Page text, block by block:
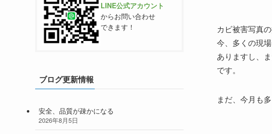
カビ被害写真
今、多くの現
ありますし、
です。
まだ、今月も
LINE公式アカウント
からお問い合わせ
できます！
ブログ更新情報
安全、品質が疎かになる
2026年8月5日